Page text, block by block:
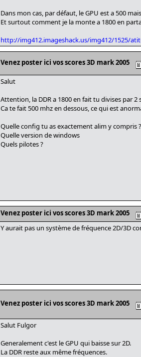
Dans mon cas, par défaut, le GPU est a 500
Et surtout comment je la monte a 1800 en
http://img412.imageshack.us/img412/1525/
Venez poster ici vos scores 3D mark 2005
Salut
Attention, la DDR a 1800 en fait tu divises par 2
Ca te fait 500 mhz en dessous, ce qui est
Quelle config tu as exactement alim y compris ?
Quelle version de windows
Quels pilotes ?
Venez poster ici vos scores 3D mark 2005
Y aurait pas un système de fréquence 2D/3D
Venez poster ici vos scores 3D mark 2005
Salut Fulgor
Generalement c'est le GPU qui baisse sur 2D.
La DDR reste aux même fréquences.